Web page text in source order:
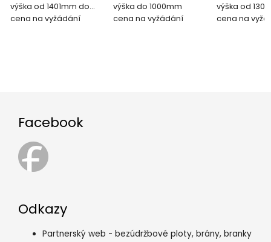
výška od 1401mm do
1500mm
cena na vyžádání
výška do 1000mm
cena na vyžádání
výška od
1400mm
cena na
Facebook
Odkazy
Partnerský web - bezúdržbové ploty, brány, branky